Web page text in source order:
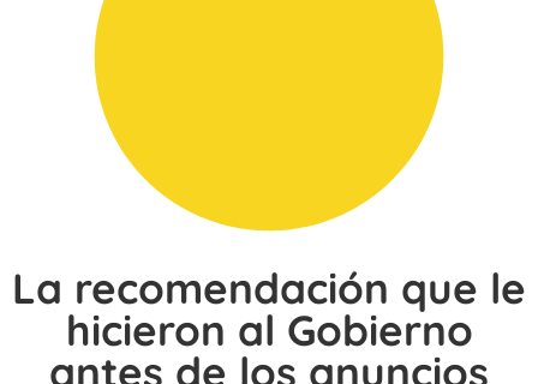
La recomendación que le
hicieron al Gobierno
antes de los anuncios